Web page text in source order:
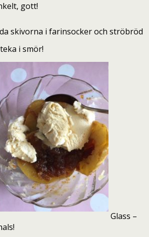
gott!
skivorna i farinsocker och ströbröd
i smör!
Glass –